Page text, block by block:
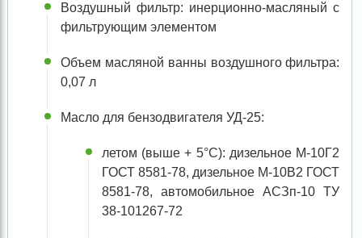
Воздушный фильтр: инерционно-масляный с
фильтрующим элементом
Объем масляной ванны воздушного фильтра:
0,07 л
Масло для бензодвигателя УД-25:
летом (выше + 5°С): дизельное М-10Г2
ГОСТ 8581-78, дизельное М-10В2 ГОСТ
8581-78, автомобильное АСЗп-10 ТУ
38-101267-72